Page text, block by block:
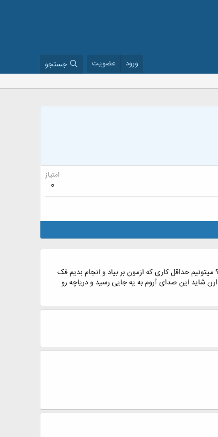
ورود عضویت جستجو
امتیاز
0
حداقل کاری که ازمون بر بیاد و انجام بدیم فک
شاید این صدای آروم به یه جایی رسید و دریاچه رو